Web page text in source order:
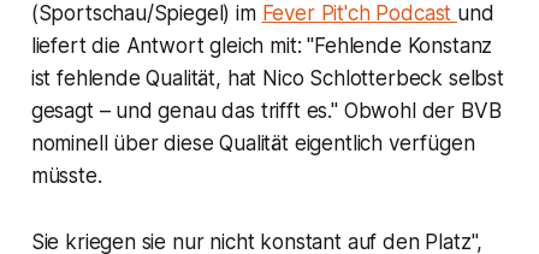
(Sportschau/Spiegel) im Fever Pit'ch Podcast und
liefert die Antwort gleich mit: "Fehlende Konstanz
ist fehlende Qualität, hat Nico Schlotterbeck selbst
gesagt – und genau das trifft es." Obwohl der BVB
nominell über diese Qualität eigentlich verfügen
müsste.
Sie kriegen sie nur nicht konstant auf den Platz",